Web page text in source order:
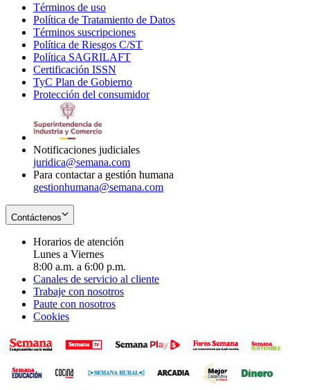
Términos de uso
in
new
window
Política de Tratamiento de Datos
Términos suscripciones
in
Política de Riesgos C/ST
Política SAGRILAFT
new
window
Certificación ISSN
in
new
TyC Plan de Gobierno
in
Protección del consumidorOpens
Notificaciones judiciales
juridica@semana.com
Para contactar a gestión humana
gestionhumana@semana.com
Contáctenos
Horarios de atención
Lunes a Viernes
8:00 a.m. a 6:00 p.m.
Canales de servicio al cliente
Trabaje con nosotros
Paute con nosotros
Cookies